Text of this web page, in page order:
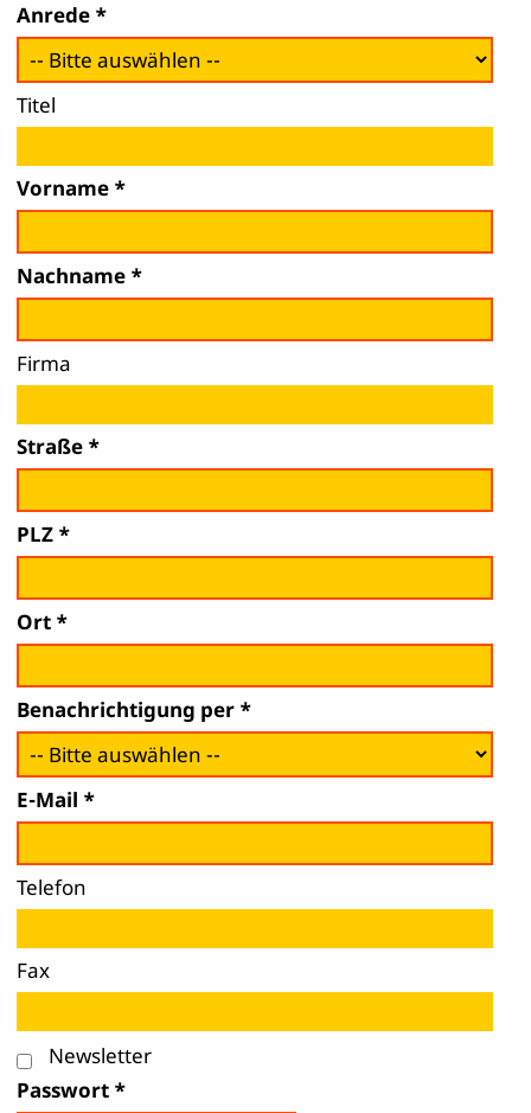
Anrede
Titel
Vorname
Nachname
Firma
Straße
PLZ
Ort
Benachrichtigung per
E-Mail
Telefon
Fax
Newsletter
Passwort